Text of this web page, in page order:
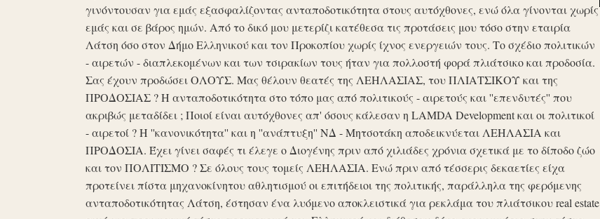
γινόντουσαν για εμάς εξασφαλίζοντας ανταποδοτικότητα στους αυτόχθονες, ενώ όλα γίνονται χωρίς
εμάς και σε βάρος ημών. Από το δικό μου μετερίζι κατέθεσα τις προτάσεις μου τόσο στην εταιρία
Λάτση όσο στον Δήμο Ελληνικού και τον Προκοπίου χωρίς ίχνος ενεργειών τους. Το σχέδιο πολιτικών
- αιρετών - διαπλεκομένων και των τσιρακίων τους ήταν για πολλοστή φορά πλιάτσικο και προδοσία.
Σας έχουν προδώσει ΟΛΟΥΣ. Μας θέλουν θεατές της ΛΕΗΛΑΣΙΑΣ, του ΠΛΙΑΤΣΙΚΟΥ και της
ΠΡΟΔΟΣΙΑΣ ? Η ανταποδοτικότητα στο τόπο μας από πολιτικούς - αιρετούς και ''επενδυτές'' που
ακριβώς μεταδίδει ; Ποιοί είναι αυτόχθονες απ' όσους κάλεσαν η LAMDA Development και οι πολιτικοί
- αιρετοί ? Η ''κανονικότητα'' και η ''ανάπτυξη'' ΝΔ - Μητσοτάκη αποδεικνύεται ΛΕΗΛΑΣΙΑ και
ΠΡΟΔΟΣΙΑ. Έχει γίνει σαφές τι έλεγε ο Διογένης πριν από χιλιάδες χρόνια σχετικά με το δίποδο ζώο
και τον ΠΟΛΙΤΙΣΜΟ ? Σε όλους τους τομείς ΛΕΗΛΑΣΙΑ. Ενώ πριν από τέσσερις δεκαετίες είχα
προτείνει πίστα μηχανοκίνητου αθλητισμού οι επιτήδειοι της πολιτικής, παράλληλα της φερόμενης
ανταποδοτικότητας Λάτση, έστησαν ένα λυόμενο αποκλειστικά για ρεκλάμα του πλιάτσικου real estate